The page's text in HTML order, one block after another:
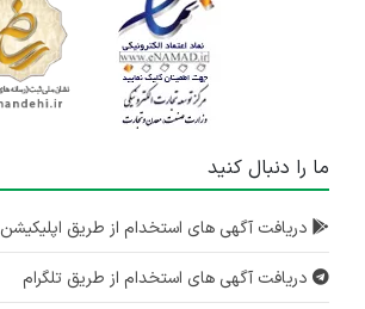
ما را دنبال کنید
دریافت آگهی های استخدام از طریق اپلیکیشن
دریافت آگهی های استخدام از طریق تلگرام